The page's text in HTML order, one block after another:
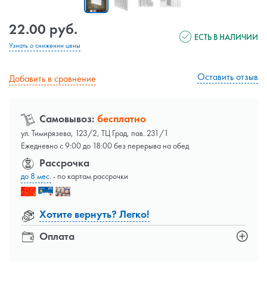
22.00 руб.
Узнать о снижении цены
ЕСТЬ В НАЛИЧИИ
Добавить в сравнение Оставить отзыв
Самовывоз: бесплатно
ул. Тимирязева, 123/2, ТЦ Град, пав. 231/1
Ежедневно с 9:00 до 18:00 без перерыва на обед
Оплата
Рассрочка
до 8 мес.- по картам рассрочки
Хотите вернуть? Легко!